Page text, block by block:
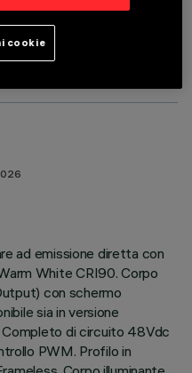
ad emissione diretta con
White CRI90. Corpo
con schermo
sia in versione
di circuito 48Vdc
PWM. Profilo in
cookie